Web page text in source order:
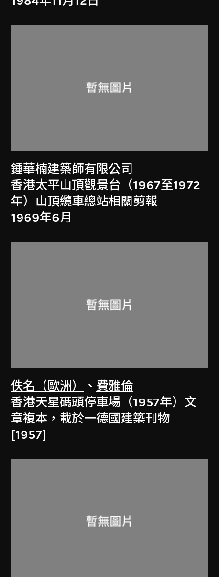
鍾華楠建築師有限公司
香港太平山頂觀景台（1967至1972
年）山頂纜車總站相關剪報
1969年6月
佚名（歐洲） 、 費雅倫
香港天星碼頭停車場（1957年）文
章複本，載於一德國建築刊物
[1957]